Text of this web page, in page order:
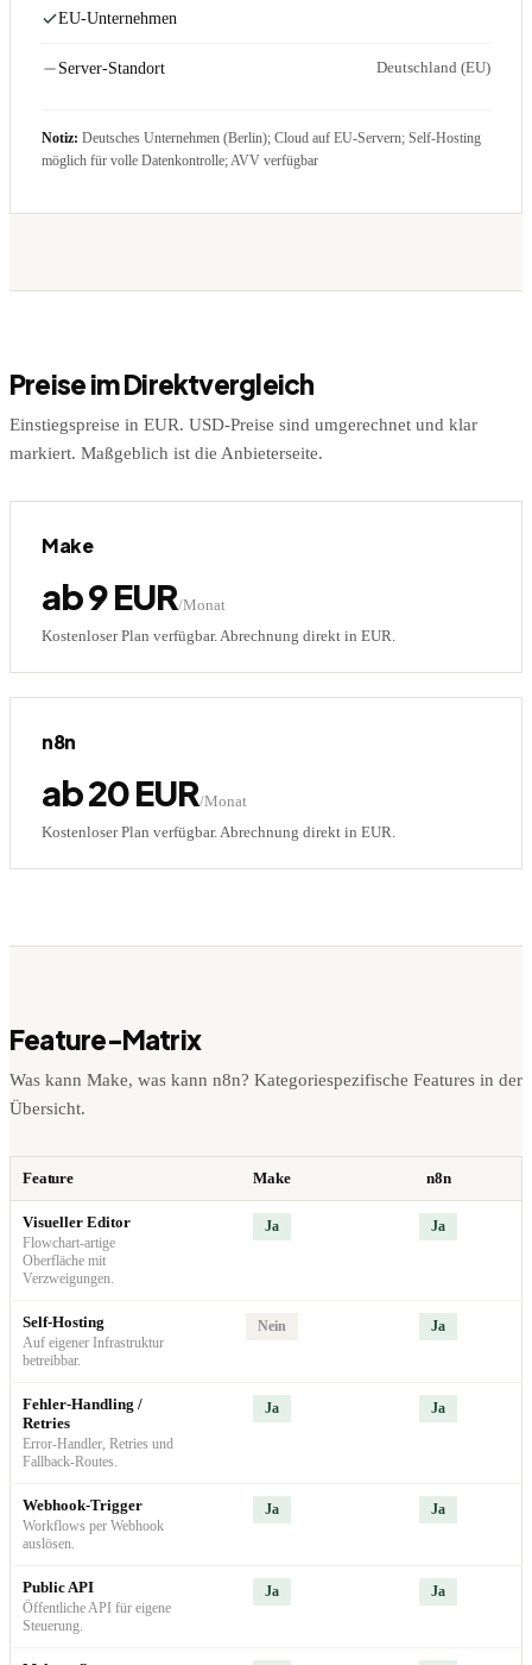
EU-Unternehmen
Server-Standort Deutschland (EU)
Notiz: Deutsches Unternehmen (Berlin); Cloud auf EU-Servern; Self-Hosting
möglich für volle Datenkontrolle; AVV verfügbar
Preise im Direktvergleich
Einstiegspreise in EUR. USD-Preise sind umgerechnet und klar
markiert. Maßgeblich ist die Anbieterseite.
Make
ab 9 EUR/Monat
Kostenloser Plan verfügbar.Abrechnung direkt in EUR.
n8n
ab 20 EUR/Monat
Kostenloser Plan verfügbar.Abrechnung direkt in EUR.
Feature-Matrix
Was kann Make, was kann n8n? Kategoriespezifische Features in der
Übersicht.
Feature Make n8n
Visueller Editor
Flowchart-artige
Oberfläche mit
Verzweigungen.
Ja Ja
Self-Hosting
Auf eigener Infrastruktur
betreibbar.
Nein Ja
Fehler-Handling /
Retries
Error-Handler, Retries und
Fallback-Routes.
Ja Ja
Webhook-Trigger
Workflows per Webhook
auslösen.
Ja Ja
Public API
Öffentliche API für eigene
Steuerung.
Ja Ja